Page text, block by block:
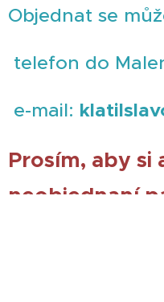
Objednat se
telefon do
e-mail:
Prosím, aby si
neobjednaní